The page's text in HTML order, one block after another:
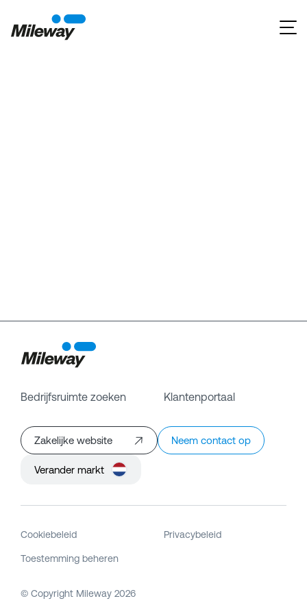
Bedrijfsruimte zoeken Klantenportaal
Zakelijke website Neem contact op
Verander markt
Cookiebeleid Privacybeleid
Toestemming beheren
© Copyright Mileway 2026